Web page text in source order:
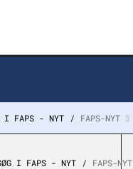
I FAPS - NYT FAPS-NYT
I FAPS - NYT FAPS-